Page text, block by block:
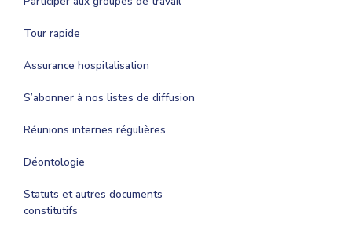
Tour rapide
Assurance hospitalisation
S’abonner à nos listes de diffusion
Réunions internes régulières
Déontologie
Statuts et autres documents
constitutifs